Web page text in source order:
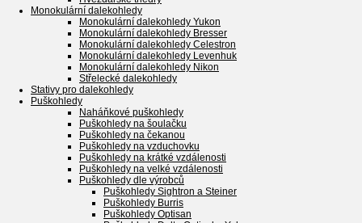
Monokulární dalekohledy
Monokulární dalekohledy Yukon
Monokulární dalekohledy Bresser
Monokulární dalekohledy Celestron
Monokulární dalekohledy Levenhuk
Monokulární dalekohledy Nikon
Střelecké dalekohledy
Stativy pro dalekohledy
Puškohledy
Naháňkové puškohledy
Puškohledy na šoulačku
Puškohledy na čekanou
Puškohledy na vzduchovku
Puškohledy na krátké vzdálenosti
Puškohledy na velké vzdálenosti
Puškohledy dle výrobců
Puškohledy Sightron a Steiner
Puškohledy Burris
Puškohledy Optisan